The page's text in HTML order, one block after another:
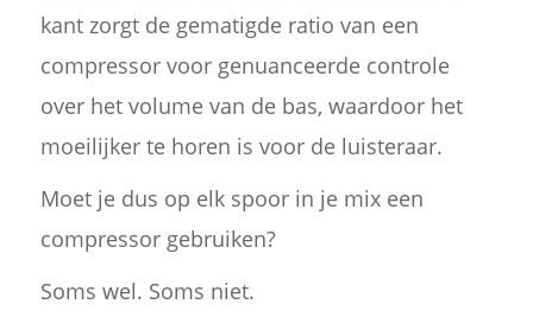
kant zorgt de gematigde ratio van een
compressor voor genuanceerde controle
over het volume van de bas, waardoor het
moeilijker te horen is voor de luisteraar.
Moet je dus op elk spoor in je mix een
compressor gebruiken?
Soms wel. Soms niet.